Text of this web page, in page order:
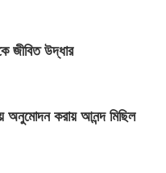
জীবিত উদ্ধার
অনুমোদন করায় আনন্দ মিছিল